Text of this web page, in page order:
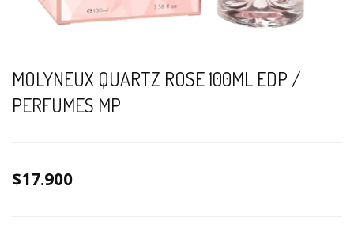
MOLYNEUX QUARTZ ROSE 100ML EDP /
PERFUMES MP
$17.900